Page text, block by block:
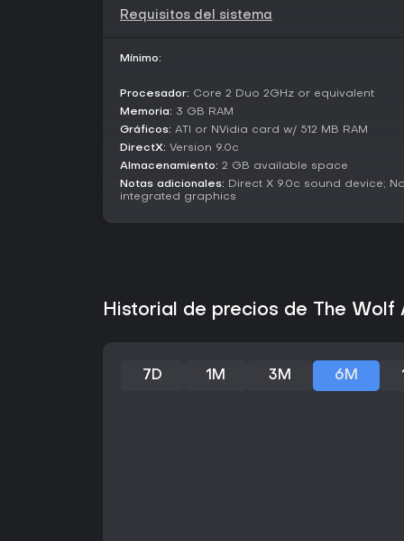
Requisitos del sistema
Mínimo:
Procesador: Core 2 Duo 2GHz or equivalent
Memoria: 3 GB RAM
Gráficos: ATI or NVidia card w/ 512 MB RAM
DirectX: Version 9.0c
Almacenamiento: 2 GB available space
Notas adicionales: Direct X 9.0c sound device;
integrated graphics
Historial de precios de The Wolf
7D 1M 3M 6M